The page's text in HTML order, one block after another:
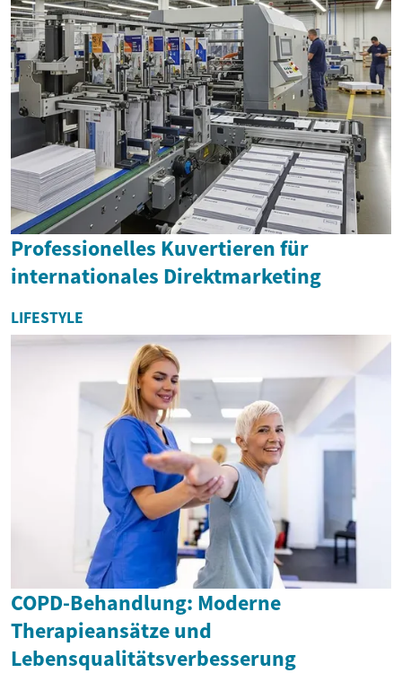
Professionelles Kuvertieren für
internationales Direktmarketing
LIFESTYLE
COPD-Behandlung: Moderne
Therapieansätze und
Lebensqualitätsverbesserung